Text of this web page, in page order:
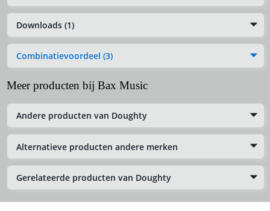
Downloads (1)
Combinatievoordeel (3)
Meer producten bij Bax Music
Andere producten van Doughty
Alternatieve producten andere merken
Gerelateerde producten van Doughty